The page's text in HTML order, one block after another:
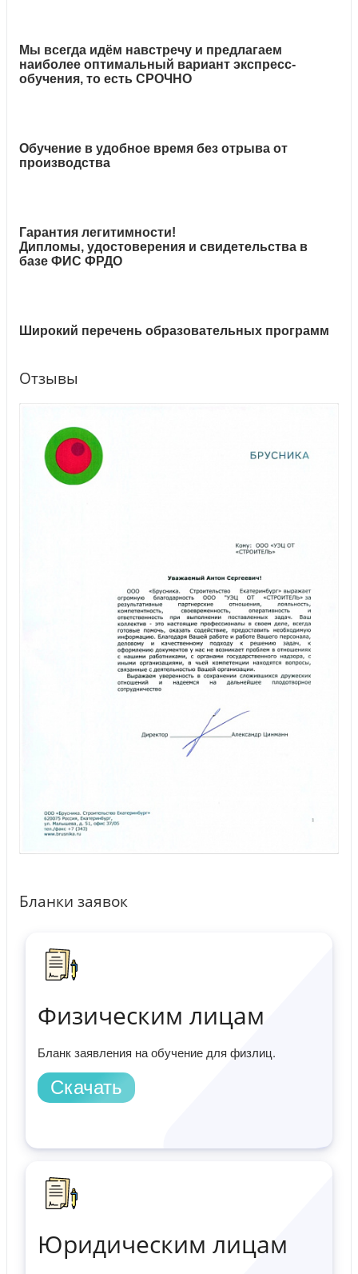
Мы всегда идём навстречу и предлагаем
наиболее оптимальный вариант экспресс-
обучения, то есть СРОЧНО
Обучение в удобное время без отрыва от
производства
Гарантия легитимности!
Дипломы, удостоверения и свидетельства в
базе ФИС ФРДО
Широкий перечень образовательных программ
Отзывы
Бланки заявок
Физическим лицам
Бланк заявления на обучение для физлиц.
Скачать
Юридическим лицам